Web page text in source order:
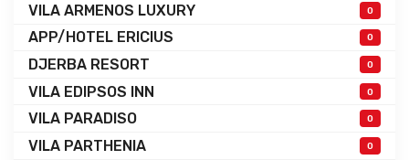
VILA ARMENOS LUXURY 0
APP/HOTEL ERICIUS 0
DJERBA RESORT 0
VILA EDIPSOS INN 0
VILA PARADISO 0
VILA PARTHENIA 0